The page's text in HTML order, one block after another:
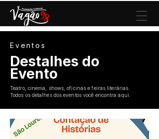
Eventos
Destalhes do
Evento
Teatro, cinema, shows, oficinas e feiras literárias.
Todos os detalhes dos eventos você encontra aqui.